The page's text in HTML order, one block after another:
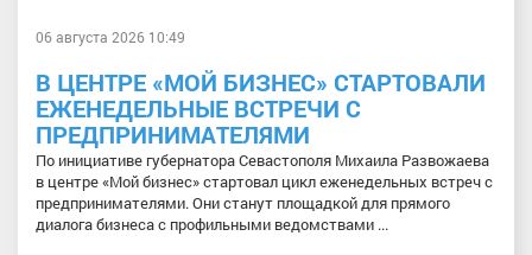
06 августа 2026 10:49
В ЦЕНТРЕ «МОЙ БИЗНЕС» СТАРТОВАЛИ
ЕЖЕНЕДЕЛЬНЫЕ ВСТРЕЧИ С
ПРЕДПРИНИМАТЕЛЯМИ
По инициативе губернатора Севастополя Михаила Развожаева
в центре «Мой бизнес» стартовал цикл еженедельных встреч с
предпринимателями. Они станут площадкой для прямого
диалога бизнеса с профильными ведомствами ...